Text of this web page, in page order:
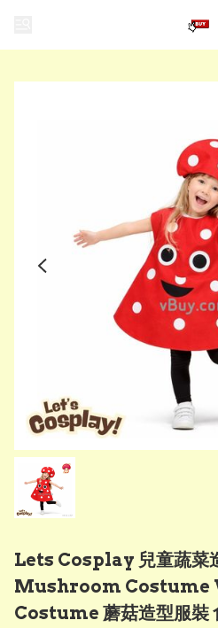
Lets Cosplay 兒童蔬菜
Mushroom Costume
Costume 蘑菇造型服裝